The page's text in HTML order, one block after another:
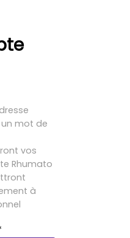
mot de
vos
Rhumato
à